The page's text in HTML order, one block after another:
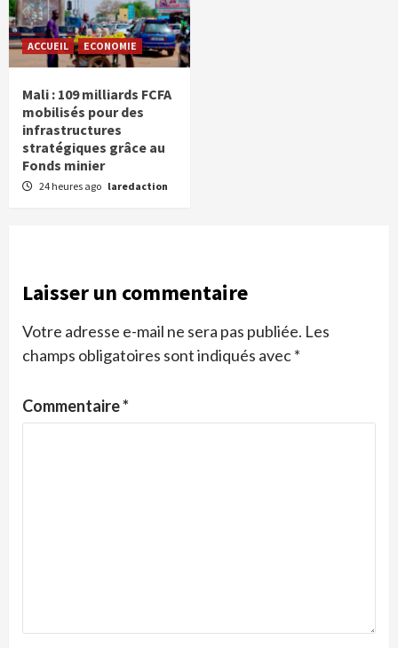
ACCUEIL ECONOMIE
Mali : 109 milliards FCFA
mobilisés pour des
infrastructures
stratégiques grâce au
Fonds minier
24 heures ago laredaction
Laisser un commentaire
Votre adresse e-mail ne sera pas publiée. Les
champs obligatoires sont indiqués avec*
Commentaire*